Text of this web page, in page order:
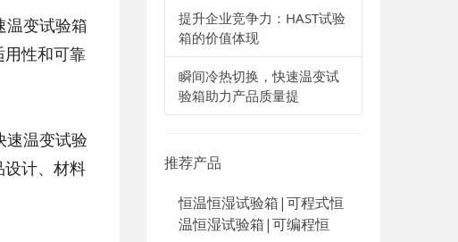
温变试验箱
性和可靠
速温变试验
计、材料
提升企业竞争力：HAST试验
箱的价值体现
瞬间冷热切换，快速温变试
验箱助力产品质量提
推荐产品
恒温恒湿试验箱|可程式恒
温恒湿试验箱|可编程恒